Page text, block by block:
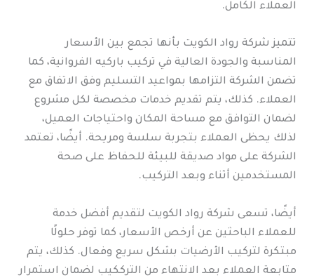
العملاء الكامل.
تتميز شركة رواد الكويت بأنها تجمع بين الأسعار
المناسبة والجودة العالية في تركيب باركيه الفروانية، كما
تضمن الشركة التزامها بمواعيد التسليم وفق الاتفاق مع
العملاء. كذلك، يتم تقديم خدمات مخصصة لكل مشروع
لضمان التوافق مع مساحة المكان واحتياجات العميل،
لذلك يحظى العملاء بتجربة سلسة ومريحة. أيضًا، تعتمد
الشركة على مواد صديقة للبيئة للحفاظ على صحة
المستخدمين أثناء وبعد التركيب.
أيضًا، تسعى شركة رواد الكويت لتقديم أفضل خدمة
للعملاء الباحثين عن أرخص الأسعار، كما توفر حلولًا
مبتكرة لتركيب الأرضيات بشكل سريع وفعال. كذلك، يتم
متابعة العملاء بعد الانتهاء من الترككيب لضمان استمرار